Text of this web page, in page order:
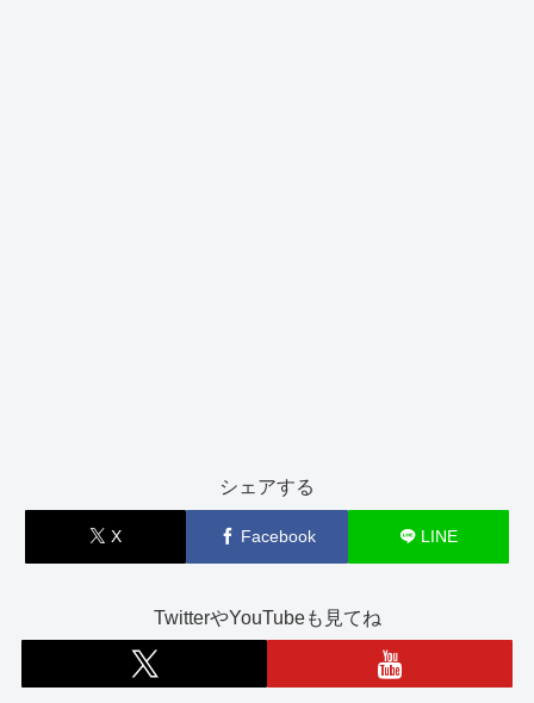
シェアする
X Facebook LINE
TwitterやYouTubeも見てね